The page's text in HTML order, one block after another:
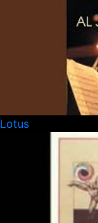
Lotus